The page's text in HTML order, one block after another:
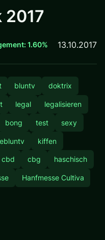
2017
1.60% 13.10.2017
bluntv doktrix
legal legalisieren
bong test sexy
kiffen
cbd cbg haschisch
Hanfmesse Cultiva